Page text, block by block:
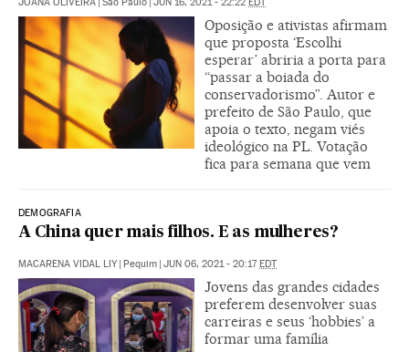
Oposição e ativistas afirmam
que proposta ‘Escolhi
esperar’ abriria a porta para
“passar a boiada do
conservadorismo”. Autor e
prefeito de São Paulo, que
apoia o texto, negam viés
ideológico na PL. Votação
fica para semana que vem
DEMOGRAFIA
A China quer mais filhos. E as mulheres?
MACARENA VIDAL LIY | Pequim | JUN 06, 2021 - 20:17EDT
Jovens das grandes cidades
preferem desenvolver suas
carreiras e seus ‘hobbies’ a
formar uma família